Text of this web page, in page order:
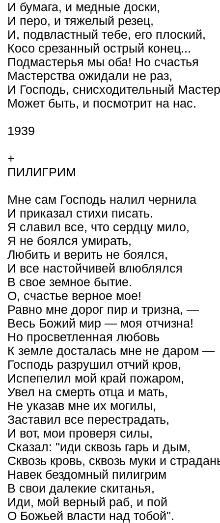
И бумага, и медные доски,
И перо, и тяжелый резец,
И, подвластный тебе, его плоский,
Косо срезанный острый конец...
Подмастерья мы оба! Но счастья
Мастерства ожидали не раз,
И Господь, снисходительный
Может быть, и посмотрит на нас.
1939
+
ПИЛИГРИМ
Мне сам Господь налил чернила
И приказал стихи писать.
Я славил все, что сердцу мило,
Я не боялся умирать,
Любить и верить не боялся,
И все настойчивей влюблялся
В свое земное бытие.
О, счастье верное мое!
Равно мне дорог пир и тризна, —
Весь Божий мир — моя отчизна!
Но просветленная любовь
К земле досталась мне не даром —
Господь разрушил отчий кров,
Испепелил мой край пожаром,
Увел на смерть отца и мать,
Не указав мне их могилы,
Заставил все перестрадать,
И вот, мои проверя силы,
Сказал: "иди сквозь гарь и дым,
Сквозь кровь, сквозь муки и
Навек бездомный пилигрим
В свои далекие скитанья,
Иди, мой верный раб, и пой
О Божьей власти над тобой".